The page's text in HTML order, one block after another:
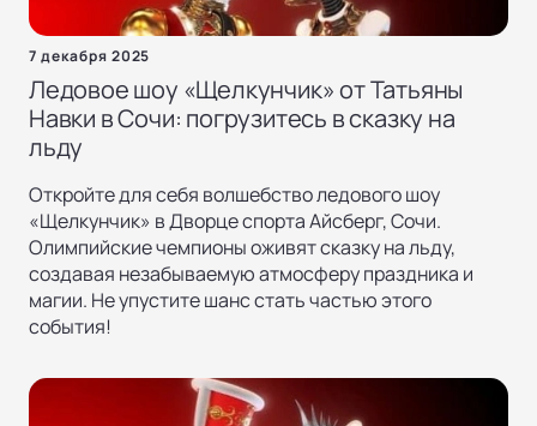
7 декабря 2025
Ледовое шоу «Щелкунчик» от Татьяны
Навки в Сочи: погрузитесь в сказку на
льду
Откройте для себя волшебство ледового шоу
«Щелкунчик» в Дворце спорта Айсберг, Сочи.
Олимпийские чемпионы оживят сказку на льду,
создавая незабываемую атмосферу праздника и
магии. Не упустите шанс стать частью этого
события!